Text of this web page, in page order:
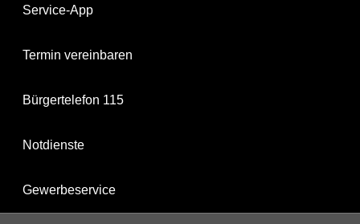
Service-App
Termin vereinbaren
Bürgertelefon 115
Notdienste
Gewerbeservice